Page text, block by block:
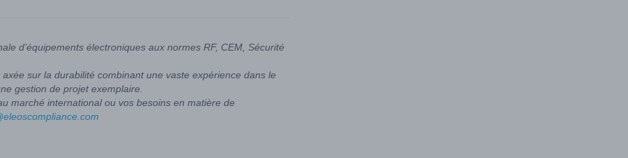
d’équipements électroniques aux normes RF, CEM, Sécurité
sur la durabilité combinant une vaste expérience dans le
gestion de projet exemplaire.
marché international ou vos besoins en matière de